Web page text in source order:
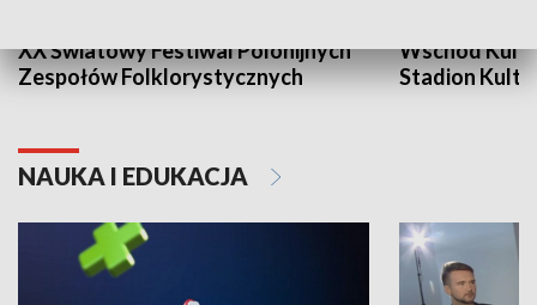
XX Światowy Festiwal Polonijnych
Zespołów Folklorystycznych
Wschód
Stadion
NAUKA I EDUKACJA